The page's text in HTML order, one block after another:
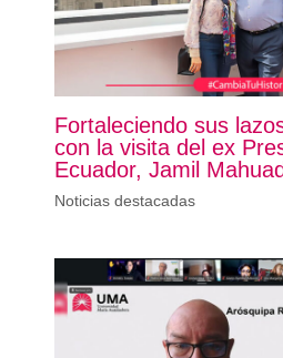
Fortaleciendo sus
con la visita del ex
Ecuador, Jamil Mahuad
Noticias destacadas